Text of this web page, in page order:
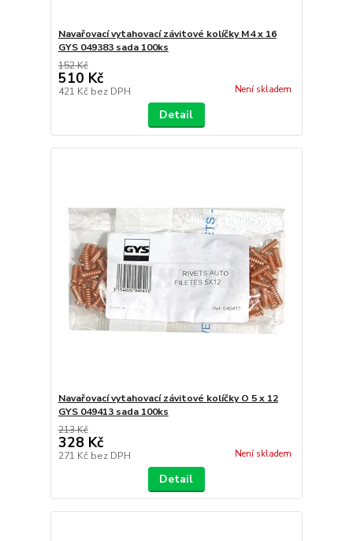
Navařovací vytahovací závitové kolíčky M4 x 16
GYS 049383 sada 100ks
152 Kč
510 Kč
421 Kč bez DPH Není skladem
Detail
Navařovací vytahovací závitové kolíčky O 5 x 12
GYS 049413 sada 100ks
213 Kč
328 Kč
271 Kč bez DPH Není skladem
Detail